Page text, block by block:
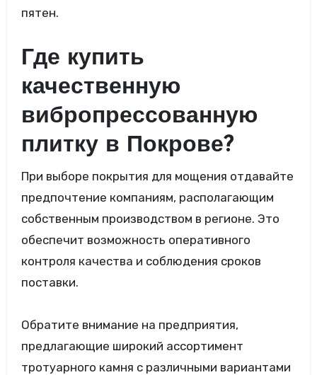
пятен.
Где купить
качественную
вибропрессованную
плитку в Покрове?
При выборе покрытия для мощения отдавайте
предпочтение компаниям, располагающим
собственным производством в регионе. Это
обеспечит возможность оперативного
контроля качества и соблюдения сроков
поставки.
Обратите внимание на предприятия,
предлагающие широкий ассортимент
тротуарного камня с различными вариантами